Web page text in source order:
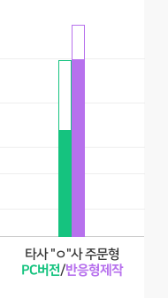
타사 "ㅇ"사 주문형
PC버전/반응형제작